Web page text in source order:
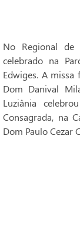
No Regional de
celebrado na
Edwiges. A
Dom Danival
Luziânia
Consagrada, na
Dom Paulo Cezar